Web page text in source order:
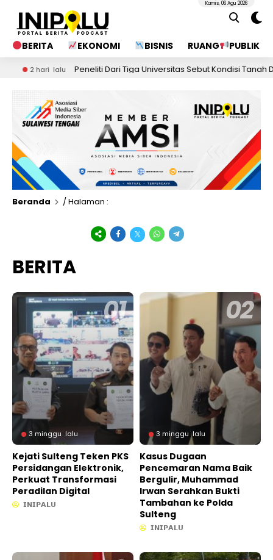
BERITA EKONOMI BISNIS RUANG PUBLIK
Kamis, 06 Agu 2026
lalu Peneliti Dari Tiga Universitas Sebut Kondisi Tanah Di Area
Beranda / Halaman :
BERITA
3 minggu lalu
Kejati Sulteng Teken PKS
Persidangan Elektronik,
Perkuat Transformasi
Peradilan Digital
𝗜𝗡𝗜𝗣𝗔𝗟𝗨
3 minggu lalu
Kasus Dugaan
Pencemaran Nama Baik
Bergulir, Muhammad
Irwan Serahkan Bukti
Tambahan ke Polda
Sulteng
𝗜𝗡𝗜𝗣𝗔𝗟𝗨